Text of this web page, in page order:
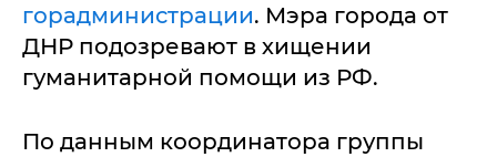
горадминистрации. Мэра города от
ДНР подозревают в хищении
гуманитарной помощи из РФ.
По данным координатора группы